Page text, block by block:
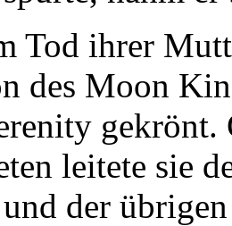
Tod ihrer
des Moon
leitete sie
der